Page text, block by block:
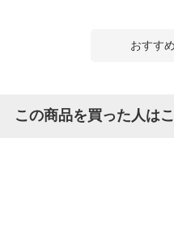
おすす
この商品を買った人は